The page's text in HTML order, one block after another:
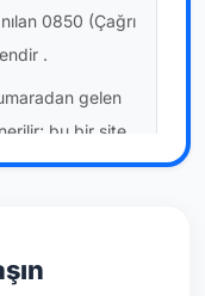
0850 (Çağrı
.
gelen
bu bir site